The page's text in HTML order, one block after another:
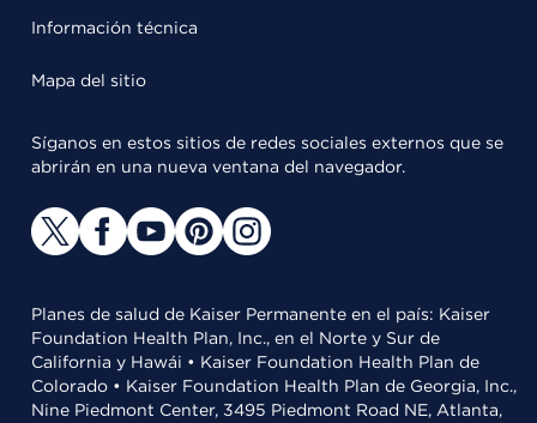
Información técnica
Mapa del sitio
Síganos en estos sitios de redes sociales externos que se
abrirán en una nueva ventana del navegador.
Planes de salud de Kaiser Permanente en el país: Kaiser
Foundation Health Plan, Inc., en el Norte y Sur de
California y Hawái • Kaiser Foundation Health Plan de
Colorado • Kaiser Foundation Health Plan de Georgia, Inc.,
Nine Piedmont Center, 3495 Piedmont Road NE, Atlanta,